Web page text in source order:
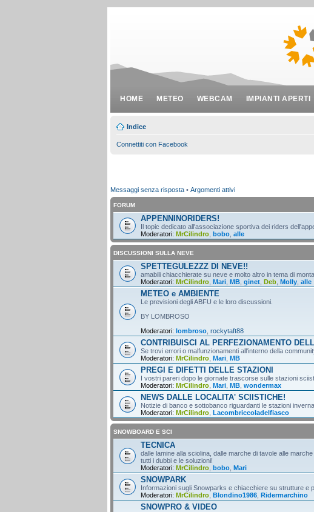
HOME METEO WEBCAM IMPIANTI APERTI
Indice
Connettiti con Facebook
Messaggi senza risposta • Argomenti attivi
FORUM
APPENNINORIDERS!
Il topic dedicato all'associazione sportiva dei riders
Moderatori: MrCilindro bobo alle
DISCUSSIONI SULLA NEVE
SPETTEGULEZZZ DI NEVE!!
amabili chiacchierate su neve e molto altro in tema di
Moderatori: MrCilindro Mari MB ginet Deb Molly alle
METEO e AMBIENTE
Le previsioni degli ABFU e le loro discussioni.
BY LOMBROSO
Moderatori: lombroso rockytaft88
CONTRIBUISCI AL PERFEZIONAMENTO
Se trovi errori o malfunzionamenti all'interno della
Moderatori: MrCilindro Mari MB
PREGI E DIFETTI DELLE STAZIONI
I vostri pareri dopo le giornate trascorse sulle stazioni
Moderatori: MrCilindro Mari MB wondermax
NEWS DALLE LOCALITA' SCIISTICHE!
Notizie di banco e sottobanco riguardanti le stazioni
Moderatori: MrCilindro Lacombriccoladelfiasco
SNOWBOARD E SCI
TECNICA
dalle lamine alla sciolina, dalle marche di tavole alle
tutti i dubbi e le soluzioni!
Moderatori: MrCilindro bobo Mari
SNOWPARK
Informazioni sugli Snowparks e chiacchiere su strutture e
Moderatori: MrCilindro Blondino1986 Ridermarchino
SNOWPRO & VIDEO